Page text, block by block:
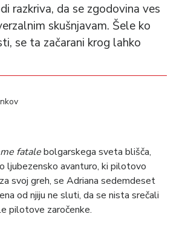
razkriva, da se zgodovina ves
skušnjavam. Šele ko
se ta začarani krog lahko
fatalebolgarskega sveta blišča,
ljubezensko avanturo, ki pilotovo
svoj greh, se Adriana sedemdeset
od njiju ne sluti, da se nista srečali
pilotove zaročenke.